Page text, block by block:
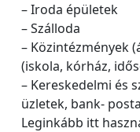
– Iroda épületek
– Szálloda
– Közintézmények
(iskola, kórház,
– Kereskedelmi és
üzletek, bank-
Leginkább itt